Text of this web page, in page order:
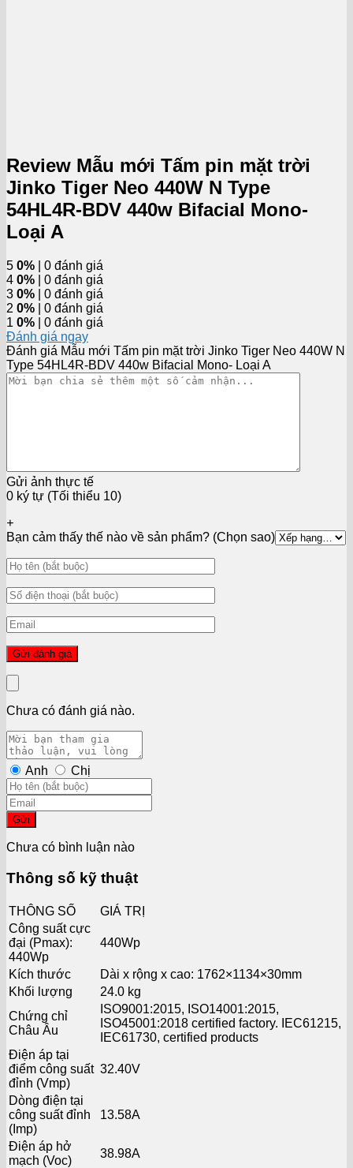
Review Mẫu mới Tấm pin mặt trời
Jinko Tiger Neo 440W N Type
54HL4R-BDV 440w Bifacial Mono-
Loại A
5 0% | 0 đánh giá
4 0% | 0 đánh giá
3 0% | 0 đánh giá
2 0% | 0 đánh giá
1 0% | 0 đánh giá
Đánh giá ngay
Đánh giá Mẫu mới Tấm pin mặt trời Jinko Tiger Neo 440W N
Type 54HL4R-BDV 440w Bifacial Mono- Loại A
Gửi ảnh thực tế
0 ký tự (Tối thiểu 10)
+
Bạn cảm thấy thế nào về sản phẩm? (Chọn sao)
Chưa có đánh giá nào.
Anh Chị
Gửi
Chưa có bình luận nào
Thông số kỹ thuật
THÔNG SỐ
GIÁ TRỊ
Công suất cực
đại (Pmax):
440Wp
440Wp
Kích thước
Dài x rộng x cao: 1762×1134×30mm
Khối lượng
24.0 kg
Chứng chỉ
Châu Âu
ISO9001:2015, ISO14001:2015,
ISO45001:2018 certified factory. IEC61215,
IEC61730, certified products
Điện áp tại
điểm công suất
đỉnh (Vmp)
32.40V
Dòng điện tại
công suất đỉnh
(Imp)
13.58A
Điện áp hở
mạch (Voc)
38.98A